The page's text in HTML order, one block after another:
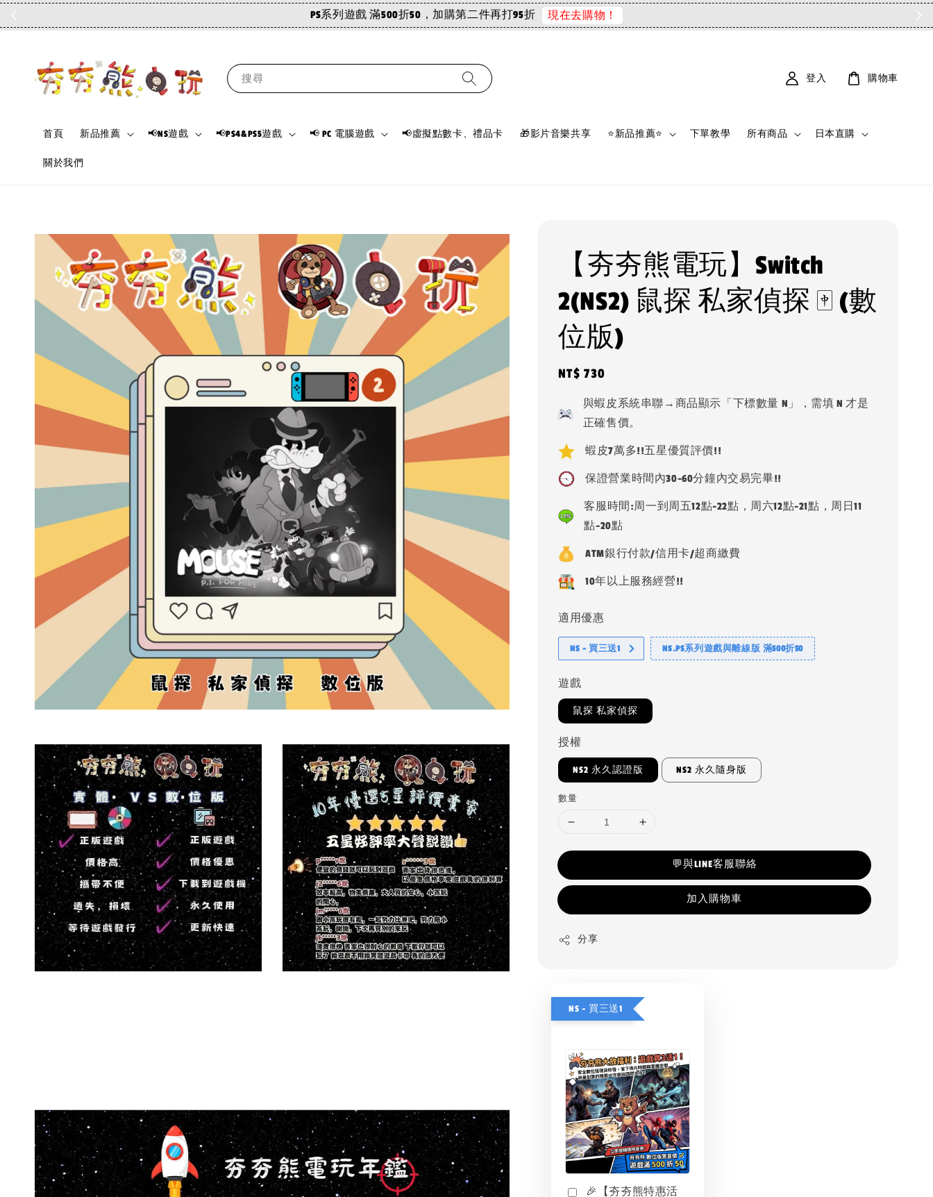
PS系列遊戲 滿500折50，加購第二件再打95折 現在去購物！
搜尋
首頁 新品推薦 📢NS遊戲 📢PS4&PS5遊戲 📢 PC 電腦遊戲 📢虛擬點數卡、禮品卡 🎁影片音樂共享 ⭐新品推薦⭐ 下單教學 所有商品 日本直購
關於我們
登入 購物車
【夯夯熊電玩】Switch
2(NS2) 鼠探 私家偵探 🀄 (數
位版)
Regular
price
NT$ 730
與蝦皮系統串聯→商品顯示「下標數量 N」，需填 N 才是
正確售價。
蝦皮7萬多!!五星優質評價!!
保證營業時間內30-60分鐘內交易完畢!!
客服時間:周一到周五12點-22點，周六12點-21點，周日11
點-20點
ATM銀行付款/信用卡/超商繳費
10年以上服務經營!!
適用優惠
NS - 買三送1 NS.PS系列遊戲與離線版 滿500折50
遊戲
鼠探 私家偵探
授權
NS2 永久認證版 NS2 永久隨身版
數量
💬與LINE客服聯絡
加入購物車
分享
NS - 買三送1
🎉【夯夯熊特惠活